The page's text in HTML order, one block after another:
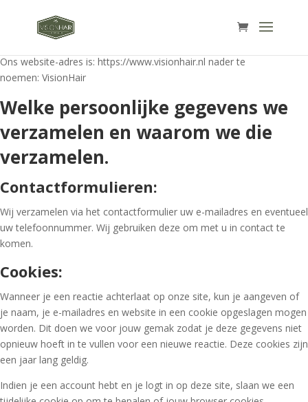
Ons website-adres is: https://www.visionhair.nl nader te
noemen: VisionHair
Welke persoonlijke gegevens we
verzamelen en waarom we die
verzamelen.
Contactformulieren:
Wij verzamelen via het contactformulier uw e-mailadres en eventueel
uw telefoonnummer. Wij gebruiken deze om met u in contact te
komen.
Cookies:
Wanneer je een reactie achterlaat op onze site, kun je aangeven of
je naam, je e-mailadres en website in een cookie opgeslagen mogen
worden. Dit doen we voor jouw gemak zodat je deze gegevens niet
opnieuw hoeft in te vullen voor een nieuwe reactie. Deze cookies zijn
een jaar lang geldig.
Indien je een account hebt en je logt in op deze site, slaan we een